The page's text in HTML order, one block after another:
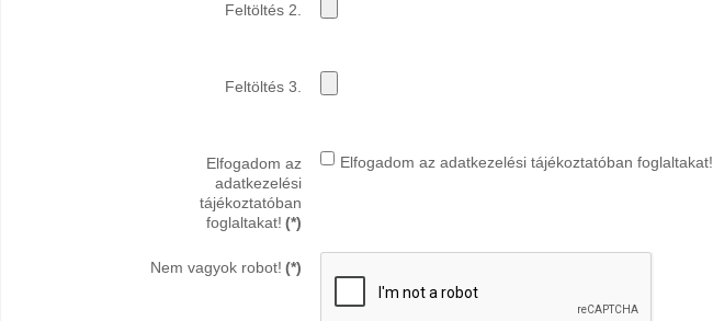
Feltöltés 2.
Feltöltés 3.
Elfogadom az
adatkezelési
tájékoztatóban
foglaltakat! (*)
Elfogadom az adatkezelési tájékoztatóban foglaltakat!
Nem vagyok robot! (*)